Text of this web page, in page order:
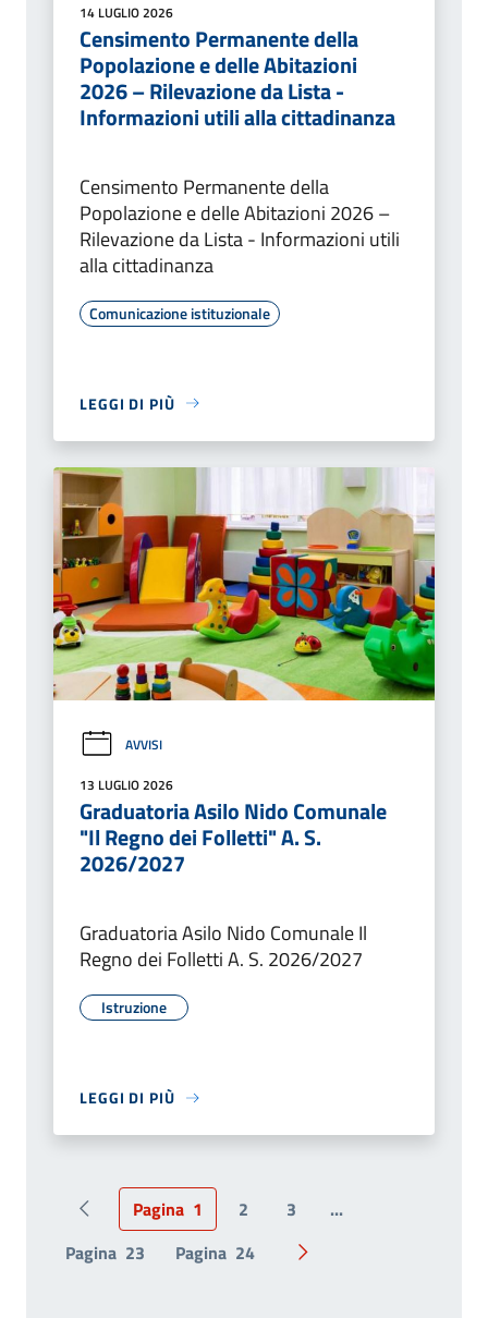
14 LUGLIO 2026
Censimento Permanente della
Popolazione e delle Abitazioni
2026 – Rilevazione da Lista -
Informazioni utili alla cittadinanza
Censimento Permanente della
Popolazione e delle Abitazioni 2026 –
Rilevazione da Lista - Informazioni utili
alla cittadinanza
Comunicazione istituzionale
LEGGI DI PIÙ
AVVISI
13 LUGLIO 2026
Graduatoria Asilo Nido Comunale
"Il Regno dei Folletti" A. S.
2026/2027
Graduatoria Asilo Nido Comunale Il
Regno dei Folletti A. S. 2026/2027
Istruzione
LEGGI DI PIÙ
Pagina precedente
Pagina 1 2 3
...
Pagina 23 Pagina 24 Pagina successiva